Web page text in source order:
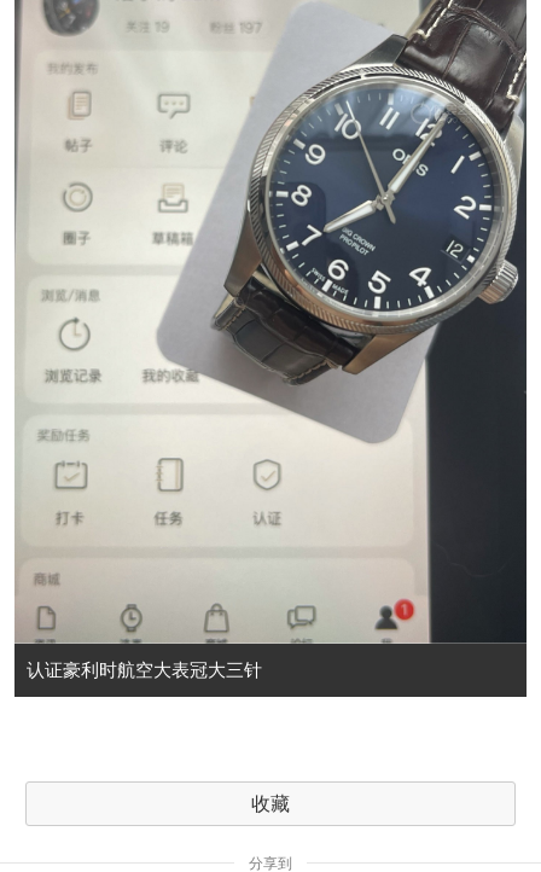
认证豪利时航空大表冠大三针
收藏
分享到